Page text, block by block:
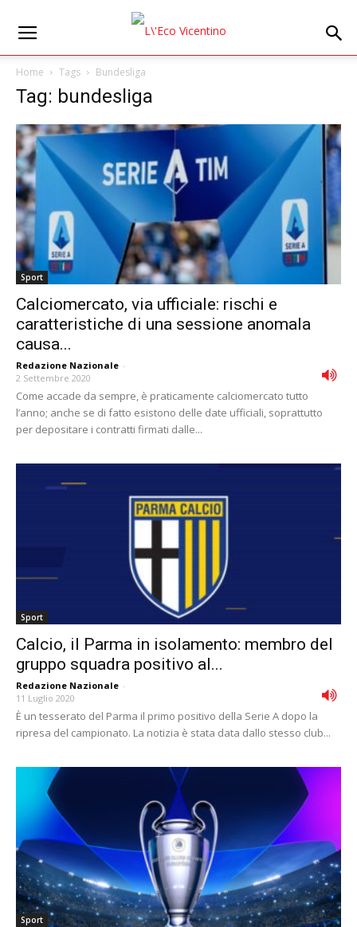
Home Tags Bundesliga
Tag: bundesliga
Sport
Calciomercato, via ufficiale: rischi e
caratteristiche di una sessione anomala
causa...
Redazione Nazionale -
2 Settembre 2020
Come accade da sempre, è praticamente calciomercato tutto
l’anno; anche se di fatto esistono delle date ufficiali, soprattutto
per depositare i contratti firmati dalle...
Sport
Calcio, il Parma in isolamento: membro del
gruppo squadra positivo al...
Redazione Nazionale -
11 Luglio 2020
È un tesserato del Parma il primo positivo della Serie A dopo la
ripresa del campionato. La notizia è stata data dallo stesso club...
Sport